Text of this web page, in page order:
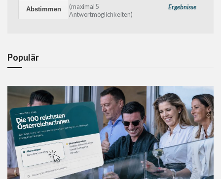
Ergebnisse
(maximal 5
Antwortmöglichkeiten)
Populär